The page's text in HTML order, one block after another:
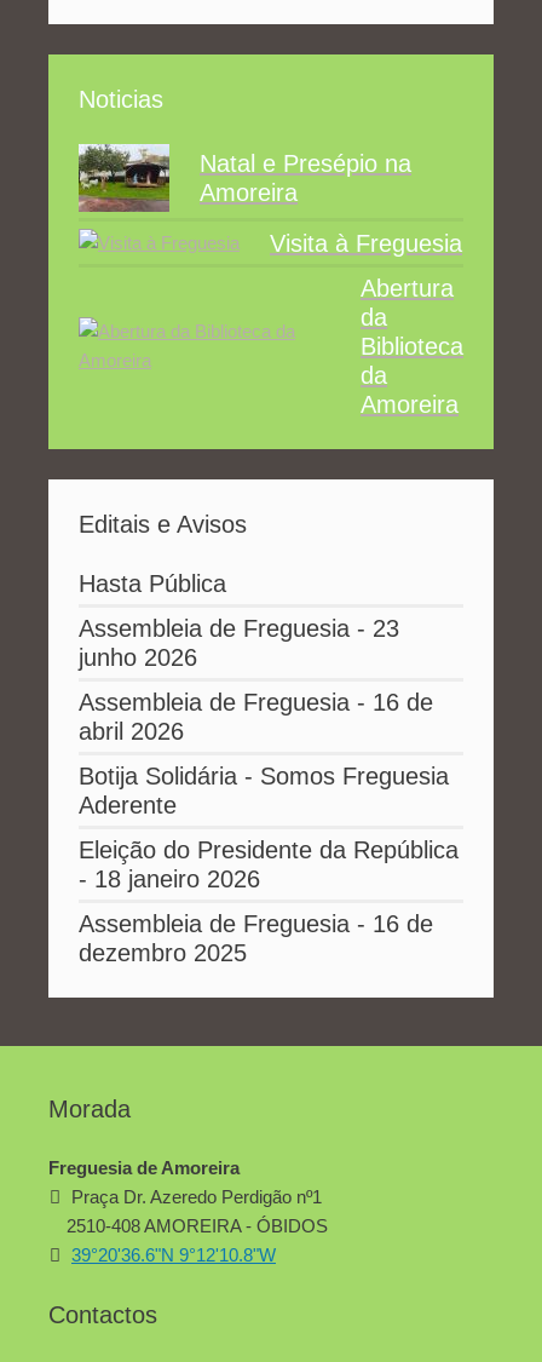
Noticias
Natal e Presépio na
Amoreira
Visita à Freguesia
Abertura
da
Biblioteca
da
Amoreira
Editais e Avisos
Hasta Pública
Assembleia de Freguesia - 23
junho 2026
Assembleia de Freguesia - 16 de
abril 2026
Botija Solidária - Somos Freguesia
Aderente
Eleição do Presidente da República
- 18 janeiro 2026
Assembleia de Freguesia - 16 de
dezembro 2025
Morada
Freguesia de Amoreira
Praça Dr. Azeredo Perdigão nº1
2510-408 AMOREIRA - ÓBIDOS
39°20'36.6"N 9°12'10.8"W
Contactos